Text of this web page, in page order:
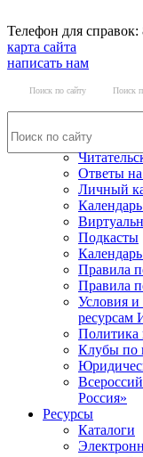
Телефон для
карта сайта
написать нам
Поиск по сайту Поиск
Ответы на
Личный
Подкасты
Правила
Правила
Условия и
ресурсам
Политика
Клубы по
Россия»
Ресурсы
Каталоги